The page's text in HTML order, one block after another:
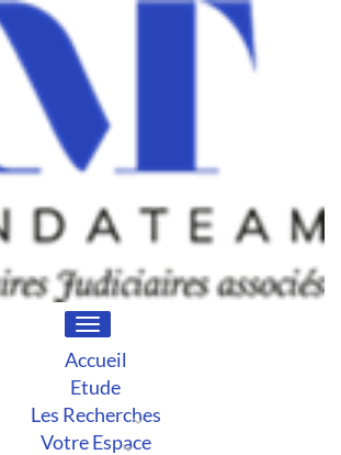
Toggle
navigation
Accueil
Etude
Les Recherches
Votre Espace